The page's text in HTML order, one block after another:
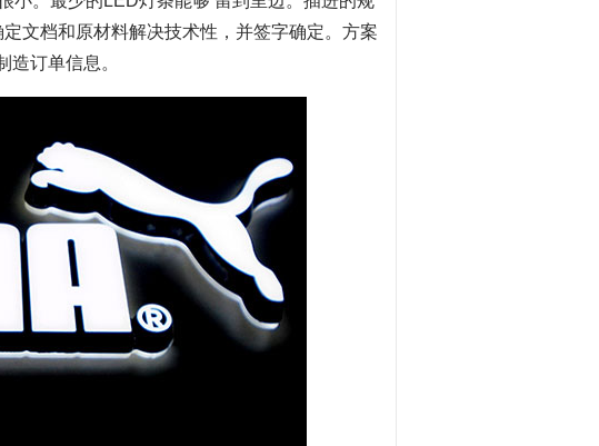
文档和原材料解决技术性，并签字确定。方案
订单信息。